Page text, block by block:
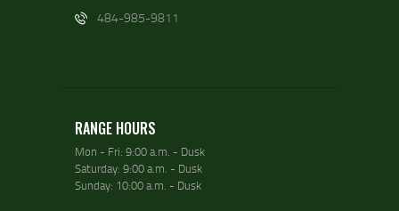
484-985-9811
RANGE HOURS
Mon - Fri: 9:00 a.m. - Dusk
Saturday: 9:00 a.m. - Dusk
Sunday: 10:00 a.m. - Dusk